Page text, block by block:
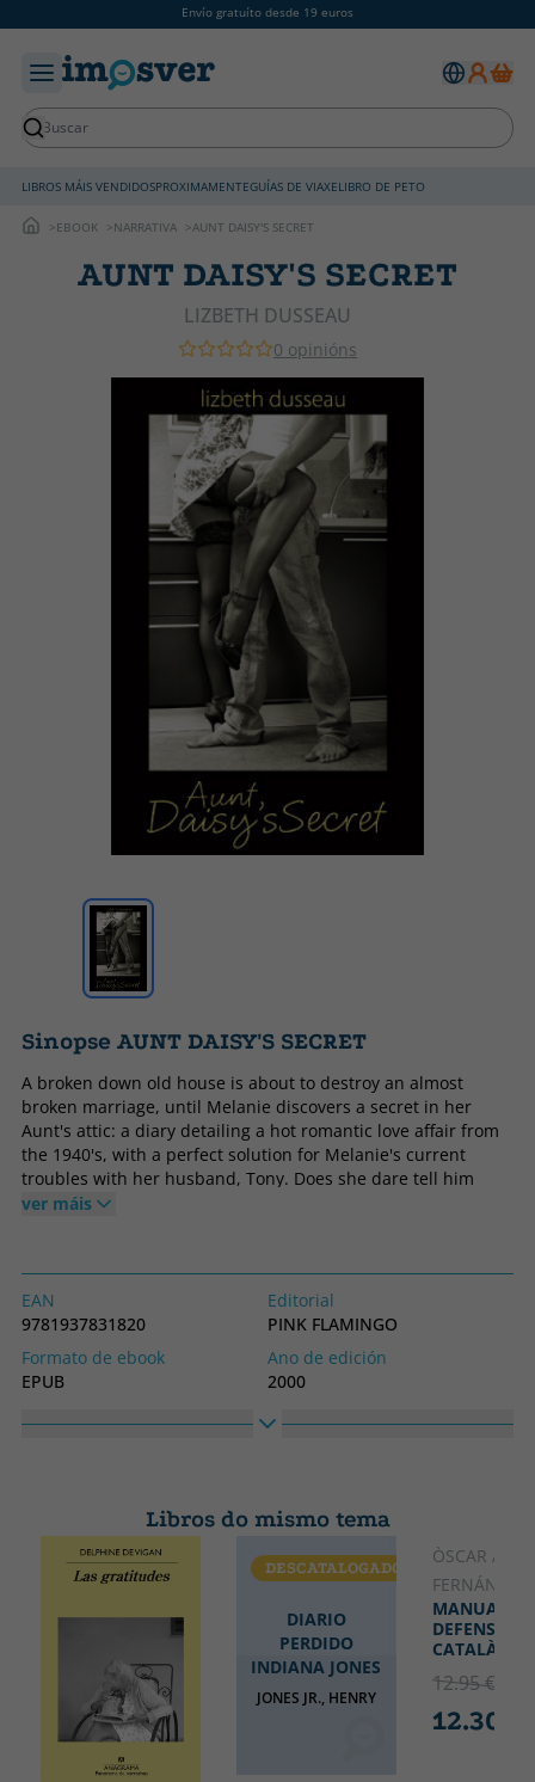
Envío gratuíto desde 19 euros
LIBROS MÁIS VENDIDOSPROXIMAMENTEGUÍAS DE VIAXELIBRO DE PETO
EBOOK NARRATIVA AUNT DAISY'S SECRET
AUNT DAISY'S SECRET
LIZBETH DUSSEAU
0 opinións
Sinopse AUNT DAISY'S SECRET
A broken down old house is about to destroy an almost
broken marriage, until Melanie discovers a secret in her
Aunt's attic: a diary detailing a hot romantic love affair from
the 1940's, with a perfect solution for Melanie's current
troubles with her husband, Tony. Does she dare tell him
about this shocking idea? Once Melanie has her first session
passion! And it's only the beginning, as Melanie finds
submitting to barebottomed discipline turns her whole life
upside down!
ver máis
EAN
9781937831820
Editorial
PINK FLAMINGO
Formato de ebook
EPUB
Ano de edición
2000
Dereitos de ebook
Libros do mismo tema
DIARIO
PERDIDO
INDIANA JONES
JONES JR., HENRY
DESCATALOGADO CATALÁN
ÒSCAR
FERNÁNDEZ
MANUAL DE
DEFENSA
CATALÀ
12.95 €
12.30 €